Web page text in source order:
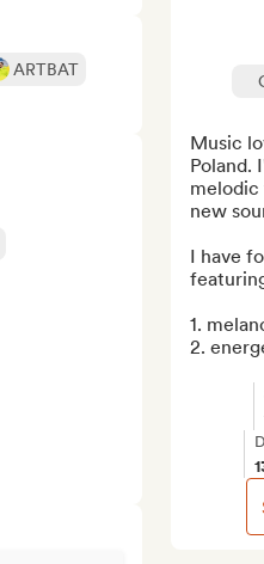
ARTBAT
Music
Poland.
melodic
new
I have
1.
2.